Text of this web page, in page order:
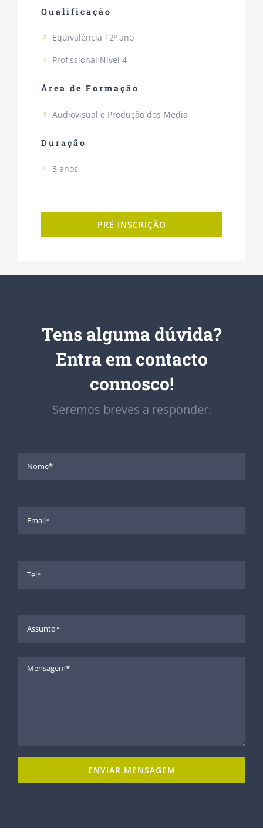
Qualificação
Equivalência 12º ano
Profissional Nível 4
Área de Formação
Audiovisual e Produção dos Media
Duração
3 anos
PRÉ INSCRIÇÃO
Tens alguma dúvida?
Entra em contacto
connosco!
Seremos breves a responder.